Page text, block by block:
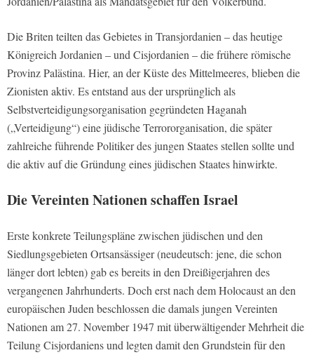
Die Briten teilten das Gebietes in Transjordanien – das heutige
Königreich Jordanien – und Cisjordanien – die frühere römische
Provinz Palästina. Hier, an der Küste des Mittelmeeres, blieben die
Zionisten aktiv. Es entstand aus der ursprünglich als
Selbstverteidigungsorganisation gegründeten Haganah
(„Verteidigung“) eine jüdische Terrororganisation, die später
zahlreiche führende Politiker des jungen Staates stellen sollte und
die aktiv auf die Gründung eines jüdischen Staates hinwirkte.
Die Vereinten Nationen schaffen Israel
Erste konkrete Teilungspläne zwischen jüdischen und den
Siedlungsgebieten Ortsansässiger (neudeutsch: jene, die schon
länger dort lebten) gab es bereits in den Dreißigerjahren des
vergangenen Jahrhunderts. Doch erst nach dem Holocaust an den
europäischen Juden beschlossen die damals jungen Vereinten
Nationen am 27. November 1947 mit überwältigender Mehrheit die
Teilung Cisjordaniens und legten damit den Grundstein für den